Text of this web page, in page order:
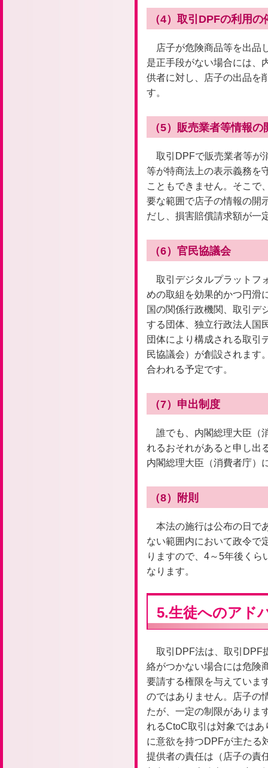
（4）取引DPFの利用
店子が危険商品等を出品
是正手段がない場合には、
供者に対し、店子の出品を
す。
（5）販売業者等情報の
取引DPFで販売業者等が
等が特商法上の表示義務を
こともできません。そこで
要な範囲で店子の情報の開
だし、損害賠償請求額が一
（6）官民協議会
取引デジタルプラットフ
めの取組を効果的かつ円滑
国の関係行政機関、取引デ
する団体、独立行政法人国
団体により構成される取引
民協議会）が創設されます
合われる予定です。
（7）申出制度
誰でも、内閣総理大臣（
れるおそれがあると申し出
内閣総理大臣（消費者庁）
（8）附則
本法の施行は公布の日で
ない範囲内において政令で
りますので、4～5年後くら
なります。
5.生徒へのアド
取引DPF法は、取引DPF
絡がつかない場合には危険
要請する権限を与えていま
のではありません。店子の
たが、一定の制限がありま
れるCtoC取引は対象では
に意欲を持つDPFが主たる
提供者の責任は（店子の責